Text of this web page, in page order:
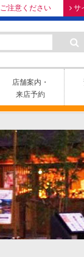
ご注意ください サ
店舗案内・
来店予約